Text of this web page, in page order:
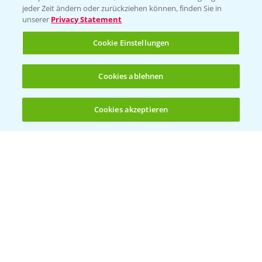
1:41
Welches Frühjahrsherbizid im Weizen
einsetzen?
(noch 4)
jeder Zeit ändern oder zurückziehen können, finden Sie in
unserer Privacy Statement
Cookie Einstellungen
Cookies ablehnen
Cookies akzeptieren